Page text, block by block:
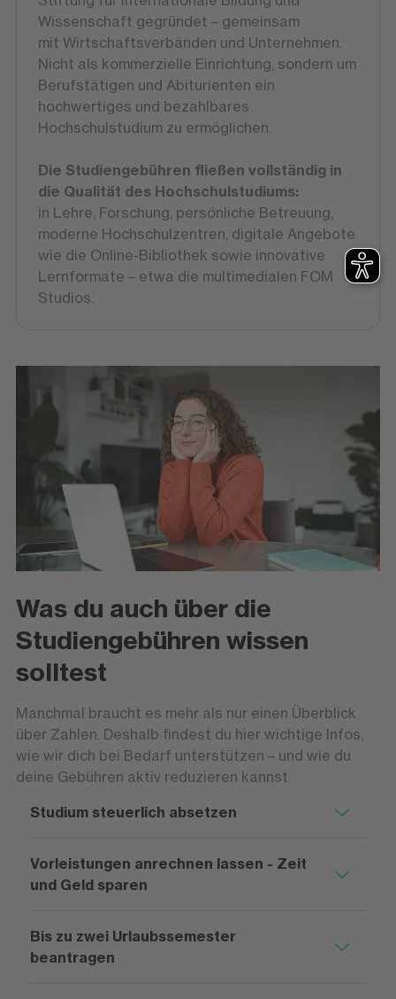
Wissenschaft gegründet – gemeinsam
mit Wirtschaftsverbänden und Unternehmen.
Nicht als kommerzielle Einrichtung, sondern um
Berufstätigen und Abiturienten ein
hochwertiges und bezahlbares
Hochschulstudium zu ermöglichen.
Die Studiengebühren fließen vollständig in
die Qualität des Hochschulstudiums:
in Lehre, Forschung, persönliche Betreuung,
moderne Hochschulzentren, digitale Angebote
wie die Online-Bibliothek sowie innovative
Lernformate – etwa die multimedialen FOM
Studios.
Was du auch über die
Studiengebühren wissen
solltest
Manchmal braucht es mehr als nur einen Überblick
über Zahlen. Deshalb findest du hier wichtige Infos,
wie wir dich bei Bedarf unterstützen – und wie du
deine Gebühren aktiv reduzieren kannst.
Studium steuerlich absetzen
Vorleistungen anrechnen lassen - Zeit
und Geld sparen
Bis zu zwei Urlaubssemester
beantragen